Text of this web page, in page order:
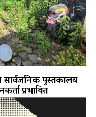
सार्वजनिक पुस्तकालय
प्रभावित